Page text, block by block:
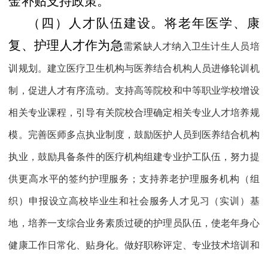
（四）人才队伍建设。将老年医学、康
复、护理人才作为急需紧缺人才纳入卫生计生人员培
训规划。建立医疗卫生机构与医养结合机构人员进修轮训机
制，促进人才有序流动。支持高等院校和中等职业学校增设
相关专业课程，引导有关院校合理确定相关专业人才培养规
模。完善医师多点执业制度，鼓励医护人员到医养结合机构
执业，鼓励具备条件的医疗机构组建专业护工队伍，努力提
供更高水平的签约护理服务；支持养老护理服务机构（组
织）申报设立高校毕业生和社会服务人才见习（实训）基
地，培养一支综合业务素质过硬的护理员队伍，使老年身心
健康工作日常化、贴身化。做好职称评定、专业技术培训和